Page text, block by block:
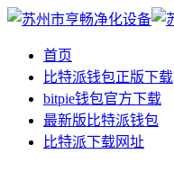
首页
比特派钱包正版下载
bitpie钱包官方下载
最新版比特派钱包
比特派下载网址